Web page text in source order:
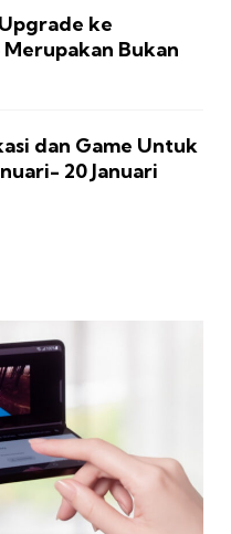
ke
Merupakan Bukan
dan Game Untuk
20 Januari